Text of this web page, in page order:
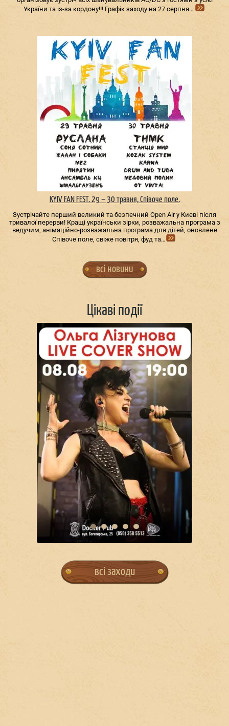
України та із-за кордону!!! Графік заходу на 27 серпня…
KYIV FAN FEST. 29 – 30 травня, Співоче поле.
Зустрічайте перший великий та безпечний Open Air у Києві після
тривалої перерви! Кращі українськи зірки, розважальна програма з
ведучим, анімаційно-розважальна програма для дітей, оновлене
Співоче поле, свіже повітря, фуд та…
всі новини
Цікаві події
всі заходи